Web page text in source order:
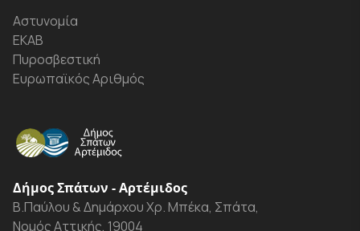
Αστυνομία
ΕΚΑΒ
Πυροσβεστική
Ευρωπαϊκός Αριθμός
Δήμος Σπάτων - Αρτέμιδος
Β.Παύλου & Δημάρχου Χρ. Μπέκα, Σπάτα,
Νομός Αττικής, 19004